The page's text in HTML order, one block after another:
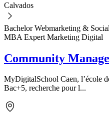
Calvados
Bachelor Webmarketing &
MBA Expert Marketing Digital
Community
MyDigitalSchool Caen, l’école
Bac+5, recherche pour l...